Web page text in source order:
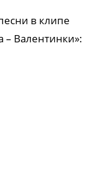
в клипе
– Валентинки»: